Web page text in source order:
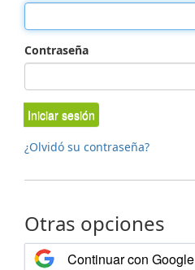
Contraseña
Iniciar sesión
¿Olvidó su contraseña?
Otras opciones
Continuar con Google